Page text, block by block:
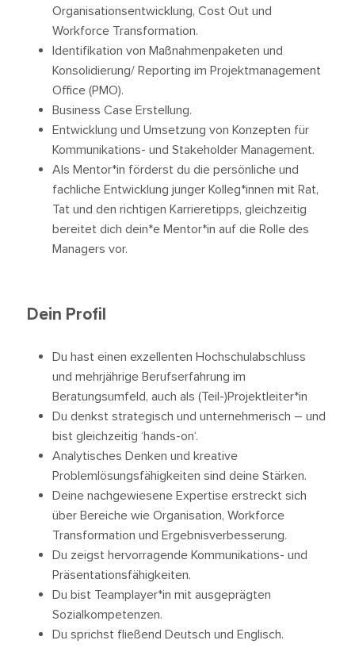
Organisationsentwicklung, Cost Out und
Workforce Transformation.
Identifikation von Maßnahmenpaketen und
Konsolidierung/ Reporting im Projektmanagement
Office (PMO).
Business Case Erstellung.
Entwicklung und Umsetzung von Konzepten für
Kommunikations- und Stakeholder Management.
Als Mentor*in förderst du die persönliche und
fachliche Entwicklung junger Kolleg*innen mit Rat,
Tat und den richtigen Karrieretipps, gleichzeitig
bereitet dich dein*e Mentor*in auf die Rolle des
Managers vor.
Dein Profil
Du hast einen exzellenten Hochschulabschluss
und mehrjährige Berufserfahrung im
Beratungsumfeld, auch als (Teil-)Projektleiter*in
Du denkst strategisch und unternehmerisch – und
bist gleichzeitig ‘hands-on‘.
Analytisches Denken und kreative
Problemlösungsfähigkeiten sind deine Stärken.
Deine nachgewiesene Expertise erstreckt sich
über Bereiche wie Organisation, Workforce
Transformation und Ergebnisverbesserung.
Du zeigst hervorragende Kommunikations- und
Präsentationsfähigkeiten.
Du bist Teamplayer*in mit ausgeprägten
Sozialkompetenzen.
Du sprichst fließend Deutsch und Englisch.